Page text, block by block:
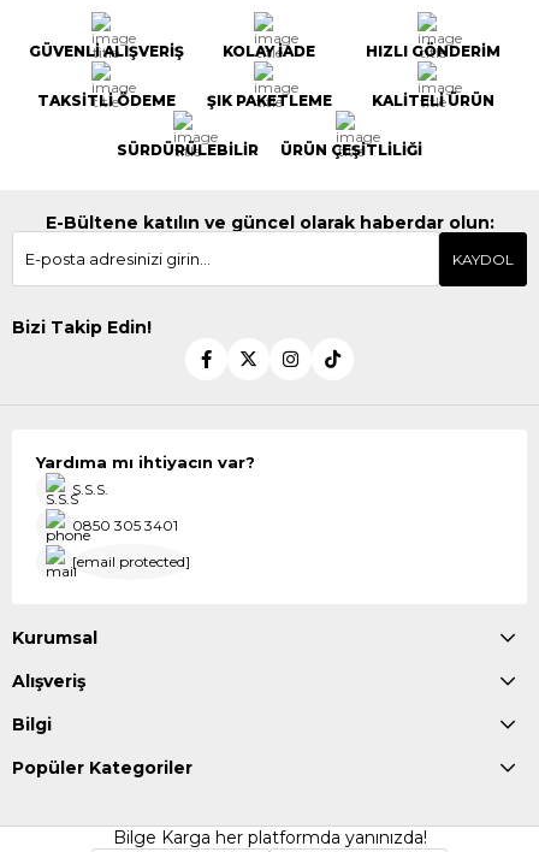
GÜVENLİ ALIŞVERİŞ KOLAY İADE HIZLI GÖNDERİM
TAKSİTLİ ÖDEME ŞIK PAKETLEME KALİTELİ ÜRÜN
SÜRDÜRÜLEBİLİR ÜRÜN ÇEŞİTLİLİĞİ
E-Bültene katılın ve güncel olarak haberdar olun:
KAYDOL
Bizi Takip Edin!
Yardıma mı ihtiyacın var?
S.S.S.
0850 305 3401
[email protected]
Kurumsal
Alışveriş
Bilgi
Popüler Kategoriler
Bilge Karga her platformda yanınızda!